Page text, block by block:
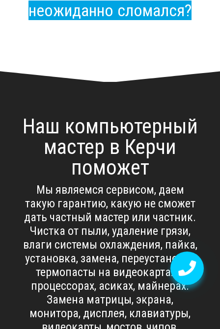
неожиданно сломался?
Наш компьютерный
мастер в Керчи
поможет
Мы являемся сервисом, даем
такую гарантию, какую не сможет
дать частный мастер или частник.
Чистка от пыли, удаление грязи,
влаги системы охлаждения, пайка,
установка, замена, переустановка
термопасты на видеокартах и
процессорах, асиках, майнерах.
Замена матрицы, экрана,
монитора, дисплея, клавиатуры,